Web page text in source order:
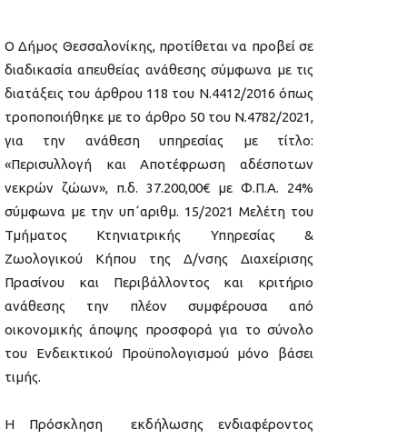
Ο Δήμος Θεσσαλονίκης, προτίθεται να προβεί σε
διαδικασία απευθείας ανάθεσης σύμφωνα με τις
διατάξεις του άρθρου 118 του Ν.4412/2016 όπως
τροποποιήθηκε με το άρθρο 50 του Ν.4782/2021,
για την ανάθεση υπηρεσίας με τίτλο:
«Περισυλλογή και Αποτέφρωση αδέσποτων
νεκρών ζώων», π.δ. 37.200,00€ με Φ.Π.Α. 24%
σύμφωνα με την υπ΄αριθμ. 15/2021 Μελέτη του
Τμήματος Κτηνιατρικής Υπηρεσίας &
Ζωολογικού Κήπου της Δ/νσης Διαχείρισης
Πρασίνου και Περιβάλλοντος και κριτήριο
ανάθεσης την πλέον συμφέρουσα από
οικονομικής άποψης προσφορά για το σύνολο
του Ενδεικτικού Προϋπολογισμού μόνο βάσει
τιμής.
Η Πρόσκληση εκδήλωσης ενδιαφέροντος